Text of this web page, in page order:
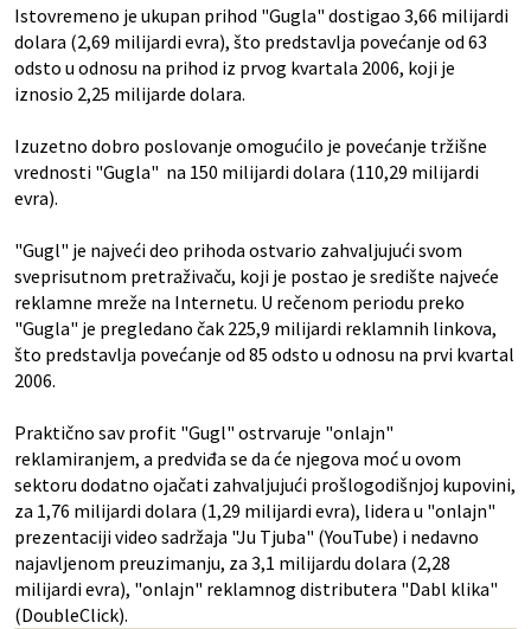
Istovremeno je ukupan prihod "Gugla" dostigao 3,66 milijardi
dolara (2,69 milijardi evra), što predstavlja povećanje od 63
odsto u odnosu na prihod iz prvog kvartala 2006, koji je
iznosio 2,25 milijarde dolara.
Izuzetno dobro poslovanje omogućilo je povećanje tržišne
vrednosti "Gugla" na 150 milijardi dolara (110,29 milijardi
evra).
"Gugl" je najveći deo prihoda ostvario zahvaljujući svom
sveprisutnom pretraživaču, koji je postao je središte najveće
reklamne mreže na Internetu. U rečenom periodu preko
"Gugla" je pregledano čak 225,9 milijardi reklamnih linkova,
što predstavlja povećanje od 85 odsto u odnosu na prvi kvartal
2006.
Praktično sav profit "Gugl" ostrvaruje "onlajn"
reklamiranjem, a predviđa se da će njegova moć u ovom
sektoru dodatno ojačati zahvaljujući prošlogodišnjoj kupovini,
za 1,76 milijardi dolara (1,29 milijardi evra), lidera u "onlajn"
prezentaciji video sadržaja "Ju Tjuba" (YouTube) i nedavno
najavljenom preuzimanju, za 3,1 milijardu dolara (2,28
milijardi evra), "onlajn" reklamnog distributera "Dabl klika"
(DoubleClick).